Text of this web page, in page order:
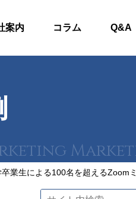
案内 コラム Q&A
業生による100名を超えるZoom